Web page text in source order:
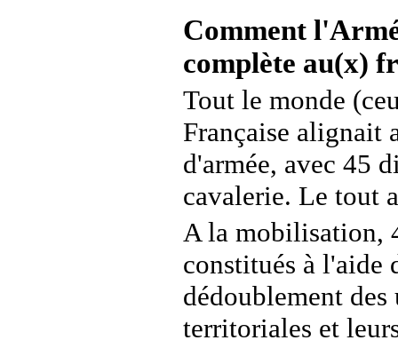
Comment
complète au(x)
Tout le monde
Française alignait
d'armée, avec 45
cavalerie. Le tout
A la mobilisation,
constitués à l'aide
dédoublement
territoriales et